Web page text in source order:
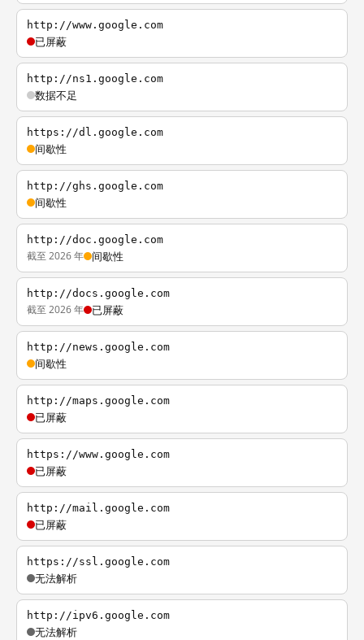
http://www.google.com
已屏蔽
http://ns1.google.com
数据不足
https://dl.google.com
间歇性
http://ghs.google.com
间歇性
http://doc.google.com
截至 2026 年 间歇性
http://docs.google.com
截至 2026 年 已屏蔽
http://news.google.com
间歇性
http://maps.google.com
已屏蔽
https://www.google.com
已屏蔽
http://mail.google.com
已屏蔽
https://ssl.google.com
无法解析
http://ipv6.google.com
无法解析